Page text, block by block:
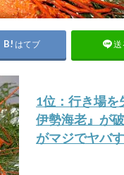
はてブ 送
1位：行き場を
伊勢海老』が
がマジでヤバ